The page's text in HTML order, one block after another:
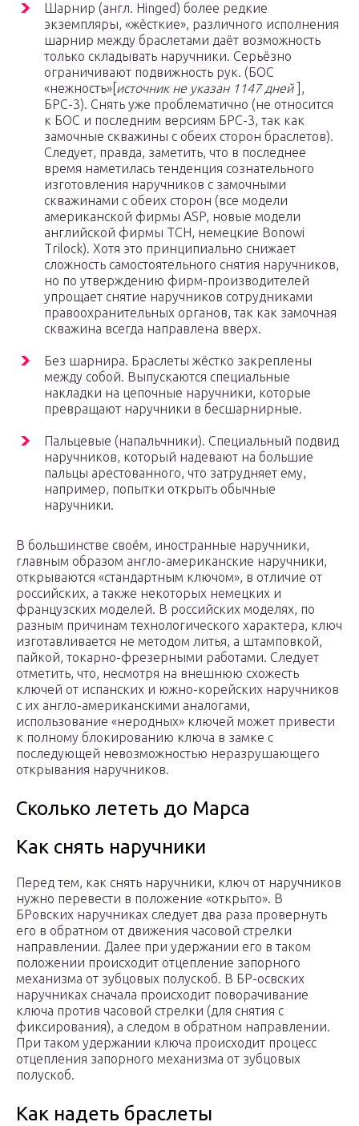
Шарнир (англ. Hinged) более редкие
экземпляры, «жёсткие», различного исполнения
шарнир между браслетами даёт возможность
только складывать наручники. Серьёзно
ограничивают подвижность рук. (БОС
«нежность»[ источник не указан 1147 дней],
БРС-3). Снять уже проблематично (не относится
к БОС и последним версиям БРС-3, так как
замочные скважины с обеих сторон браслетов).
Следует, правда, заметить, что в последнее
время наметилась тенденция сознательного
изготовления наручников с замочными
скважинами с обеих сторон (все модели
американской фирмы ASP, новые модели
английской фирмы TCH, немецкие Bonowi
Trilock). Хотя это принципиально снижает
сложность самостоятельного снятия наручников,
но по утверждению фирм-производителей
упрощает снятие наручников сотрудниками
правоохранительных органов, так как замочная
скважина всегда направлена вверх.
Без шарнира. Браслеты жёстко закреплены
между собой. Выпускаются специальные
накладки на цепочные наручники, которые
превращают наручники в бесшарнирные.
Пальцевые (напальчники). Специальный подвид
наручников, который надевают на большие
пальцы арестованного, что затрудняет ему,
например, попытки открыть обычные
наручники.
В большинстве своём, иностранные наручники,
главным образом англо-американские наручники,
открываются «стандартным ключом», в отличие от
российских, а также некоторых немецких и
французских моделей. В российских моделях, по
разным причинам технологического характера, ключ
изготавливается не методом литья, а штамповкой,
пайкой, токарно-фрезерными работами. Следует
отметить, что, несмотря на внешнюю схожесть
ключей от испанских и южно-корейских наручников
с их англо-американскими аналогами,
использование «неродных» ключей может привести
к полному блокированию ключа в замке с
последующей невозможностью неразрушающего
открывания наручников.
Сколько лететь до Марса
Как снять наручники
Перед тем, как снять наручники, ключ от наручников
нужно перевести в положение «открыто». В
БРовских наручниках следует два раза провернуть
его в обратном от движения часовой стрелки
направлении. Далее при удержании его в таком
положении происходит отцепление запорного
механизма от зубцовых полускоб. В БР-освских
наручниках сначала происходит поворачивание
ключа против часовой стрелки (для снятия с
фиксирования), а следом в обратном направлении.
При таком удержании ключа происходит процесс
отцепления запорного механизма от зубцовых
полускоб.
Как надеть браслеты